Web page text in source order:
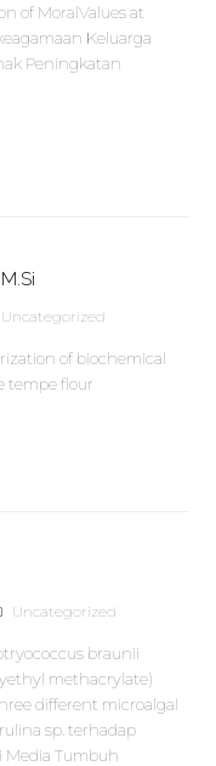
of MoralValues at
Keluarga
Peningkatan
Uncategorized
of biochemical
tempe flour
Uncategorized
braunii
methacrylate)
different microalgal
sp. terhadap
Media Tumbuh